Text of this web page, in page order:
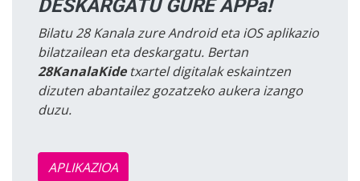
DESKARGATU GURE APPa!
Bilatu 28 Kanala zure Android eta iOS aplikazio
bilatzailean eta deskargatu. Bertan
28KanalaKidetxartel digitalak eskaintzen
dizuten abantailez gozatzeko aukera izango
duzu.
APLIKAZIOA